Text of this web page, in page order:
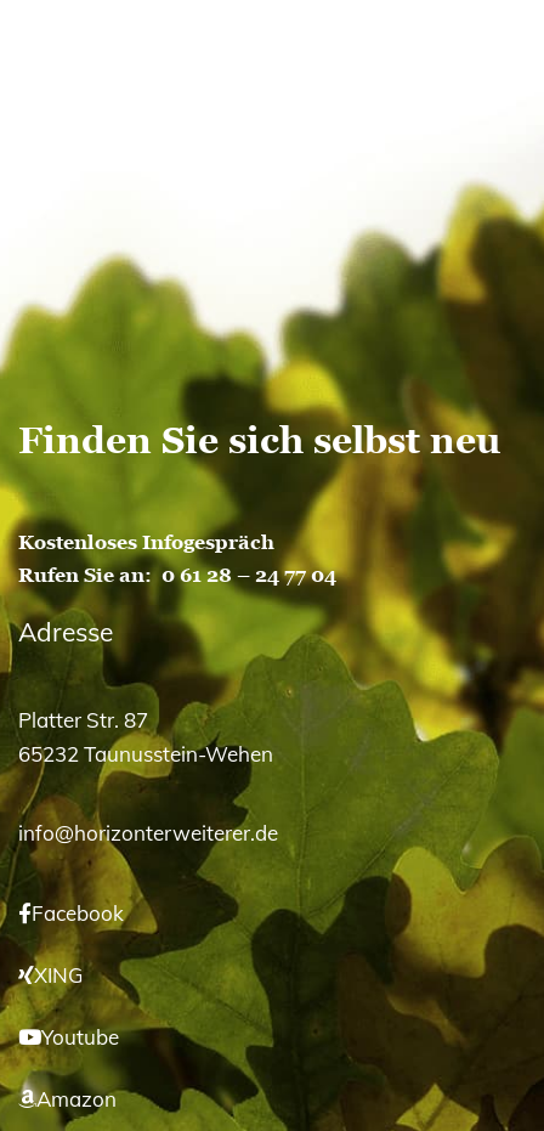
Finden Sie sich selbst neu
Kostenloses Infogespräch
Rufen Sie an: 0 61 28 – 24 77 04
Adresse
Platter Str. 87
65232 Taunusstein-Wehen
info@horizonterweiterer.de
Facebook
XING
Youtube
Amazon